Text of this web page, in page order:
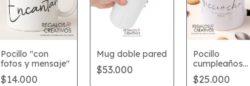
Pocillo "con
fotos y mensaje"
$14.000
Mug doble pared
$53.000
Pocillo
cumpleaños
"Elegant"
$25.000